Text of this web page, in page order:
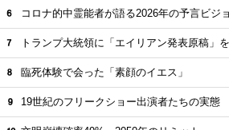
コロナ的中霊能者が語る2026年の予言ビジ
トランプ大統領に「エイリアン発表原稿」
臨死体験で会った「素顔のイエス」
19世紀のフリークショー出演者たちの実態